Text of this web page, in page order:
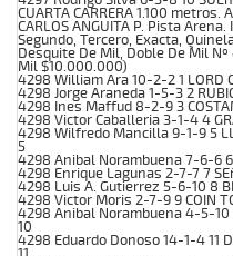
CUARTA CARRERA 1.100
CARLOS ANGUITA P. Pista
Segundo, Tercero, Exacta,
Desquite De Mil, Doble De Mil
Mil $10.000.000)
4298 William Ara 10-2-2 1 LORD
4298 Jorge Araneda 1-5-3 2
4298 Ines Maffud 8-2-9 3
4298 Victor Caballeria 3-1-4 4
4298 Wilfredo Mancilla 9-1-9 5
5
4298 Anibal Norambuena 7-6-6 6
4298 Enrique Lagunas 2-7-7 7
4298 Luis A. Gutierrez 5-6-10 8
4298 Victor Moris 2-7-9 9 COIN
4298 Anibal Norambuena 4-5-10
10
4298 Eduardo Donoso 14-1-4 11